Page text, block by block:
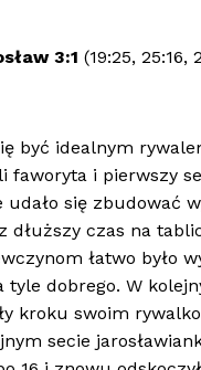
3:1 (19:25, 25:16,
być idealnym
faworyta i pierwszy
się zbudować
czas na
łatwo było
dobrego. W
kroku swoim
secie